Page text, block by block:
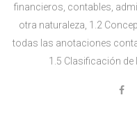
financieros, contables,
otra naturaleza, 1.2
todas las anotaciones
1.5 Clasificación de